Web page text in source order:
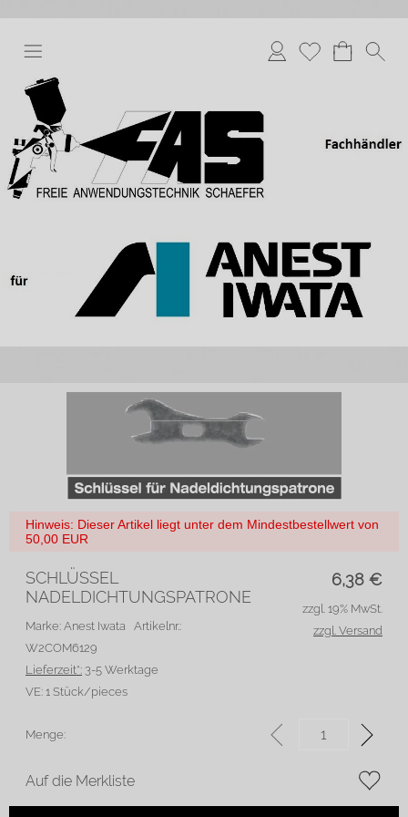
Anmelden
Merkliste
Hinweis: Dieser Artikel liegt unter dem Mindestbestellwert von
50,00 EUR
6,38 €
SCHLÜSSEL
NADELDICHTUNGSPATRONE
Marke: Anest Iwata Artikelnr.:
W2COM6129
Lieferzeit*: 3-5 Werktage
VE: 1 Stück/pieces
zzgl. 19% MwSt.
zzgl. Versand
Menge:
Auf die Merkliste